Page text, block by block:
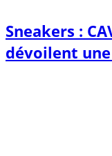
Sneakers :
dévoilent